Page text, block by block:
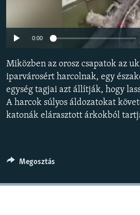
EURÓPAI UNIÓ
VILÁG
A MÚLT TANULSÁGAI
KÖVESSEN MINKET!
Auto 240p
0:00
Miközben az orosz csapatok az
iparvárosért harcolnak, egy
egység tagjai azt állítják, hogy
A harcok súlyos áldozatokat
katonák elárasztott árkokból
Megosztás